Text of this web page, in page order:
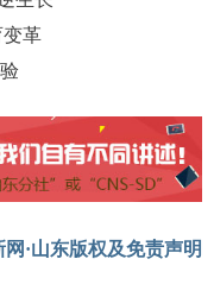
革
网·山东版权及免责声明